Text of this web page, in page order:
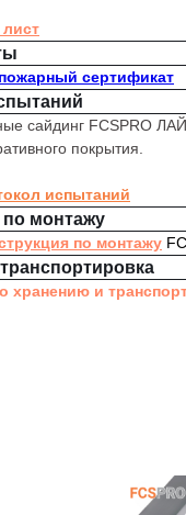
пожарный сертификат
сайдинг FCSPRO
покрытия.
испытаний
по монтажу
по монтажу
хранению и